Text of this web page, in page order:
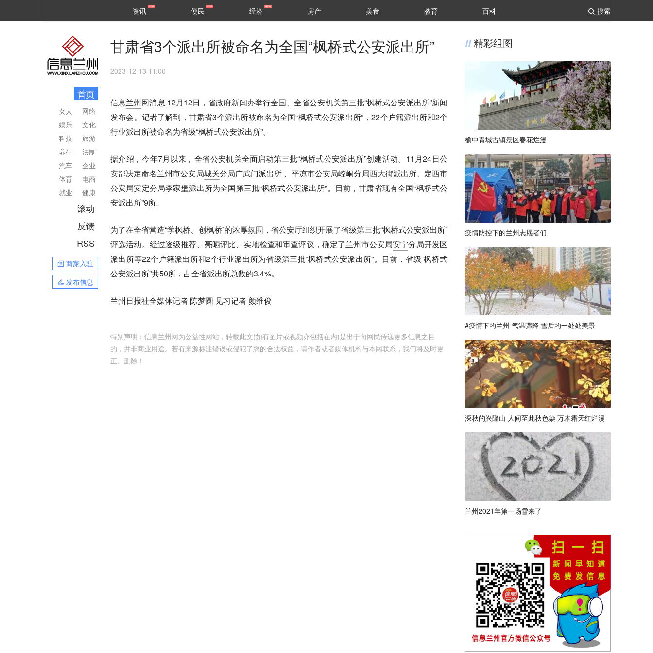
搜索
区县
资讯 便民 经济 房产 美食 教育 百科
首页
网络
文化
旅游
法制
企业
电商
健康
女人
娱乐
科技
养生
汽车
体育
就业
滚动
反馈
RSS
商家入驻
发布信息
甘肃省3个派出所被命名为全国“枫桥式公安派出所”
2023-12-13 11:00
信息兰州网消息 12月12日，省政府新闻办举行全国、全省公安机关第三批“枫桥式公安派出所”新闻
发布会。记者了解到，甘肃省3个派出所被命名为全国“枫桥式公安派出所”，22个户籍派出所和2个
行业派出所被命名为省级“枫桥式公安派出所”。
据介绍，今年7月以来，全省公安机关全面启动第三批“枫桥式公安派出所”创建活动。11月24日公
安部决定命名兰州市公安局城关分局广武门派出所 、平凉市公安局崆峒分局西大街派出所、定西市
公安局安定分局李家堡派出所为全国第三批“枫桥式公安派出所”。目前，甘肃省现有全国“枫桥式公
安派出所”9所。
为了在全省营造“学枫桥、创枫桥”的浓厚氛围，省公安厅组织开展了省级第三批“枫桥式公安派出所”
评选活动。经过逐级推荐、亮晒评比、实地检查和审查评议，确定了兰州市公安局安宁分局开发区
派出所等22个户籍派出所和2个行业派出所为省级第三批“枫桥式公安派出所”。目前，省级“枫桥式
公安派出所”共50所，占全省派出所总数的3.4%。
兰州日报社全媒体记者 陈梦圆 见习记者 颜维俊
特别声明：信息兰州网为公益性网站，转载此文(如有图片或视频亦包括在内)是出于向网民传递更多信息之目
的，并非商业用途。若有来源标注错误或侵犯了您的合法权益，请作者或者媒体机构与本网联系，我们将及时更
正、删除！
精彩组图
榆中青城古镇景区春花烂漫
疫情防控下的兰州志愿者们
#疫情下的兰州 气温骤降 雪后的一处处美景
深秋的兴隆山 人间至此秋色染 万木霜天红烂漫
兰州2021年第一场雪来了